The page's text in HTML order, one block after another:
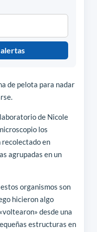
de pelota para nadar
de Nicole
los
recolectado en
agrupadas en un
organismos son
hicieron algo
desde una
estructuras en